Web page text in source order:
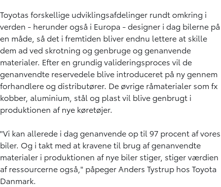
Toyotas forskellige udviklingsafdelinger rundt omkring i
verden - herunder også i Europa - designer i dag bilerne på
en måde, så det i fremtiden bliver endnu lettere at skille
dem ad ved skrotning og genbruge og genanvende
materialer. Efter en grundig valideringsproces vil de
genanvendte reservedele blive introduceret på ny gennem
forhandlere og distributører. De øvrige råmaterialer som fx
kobber, aluminium, stål og plast vil blive genbrugt i
produktionen af nye køretøjer.
"Vi kan allerede i dag genanvende op til 97 procent af vores
biler. Og i takt med at kravene til brug af genanvendte
materialer i produktionen af nye biler stiger, stiger værdien
af ressourcerne også," påpeger Anders Tystrup hos Toyota
Danmark.